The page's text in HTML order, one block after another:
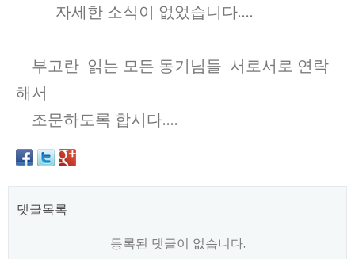
자세한 소식이 없었습니다....
부고란 읽는 모든 동기님들 서로서로 연락
해서
조문하도록 합시다....
댓글목록
등록된 댓글이 없습니다.